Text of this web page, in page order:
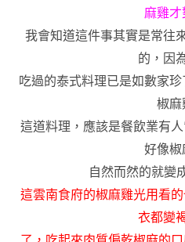
麻雞才
我會知道這件事其實是常往
的 ，因
吃過的泰式料理已是如數家珍
椒麻
這道料理 ，應該是餐飲業有
好像椒
自然而然的就變
這雲南食府的椒麻雞光用看的
衣都變